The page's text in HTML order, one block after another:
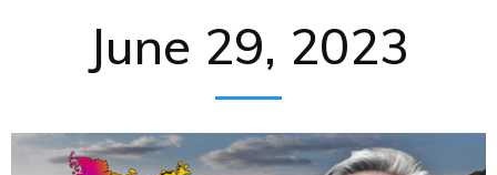
June 29, 2023